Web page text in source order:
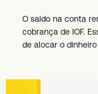
O saldo na conta
cobrança de IOF.
de alocar o dinheiro